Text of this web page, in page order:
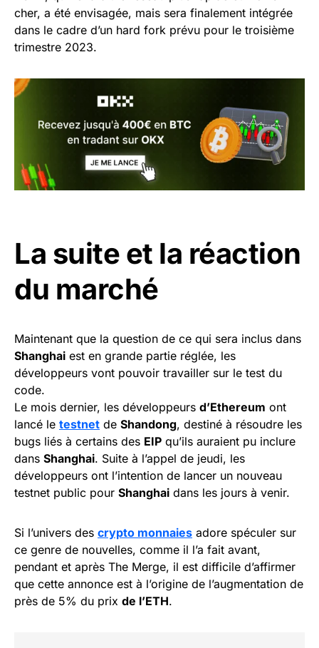
cher, a été envisagée, mais sera finalement intégrée
dans le cadre d’un hard fork prévu pour le troisième
trimestre 2023.
La suite et la réaction
du marché
Maintenant que la question de ce qui sera inclus dans
Shanghai est en grande partie réglée, les
développeurs vont pouvoir travailler sur le test du
code.
Le mois dernier, les développeurs d’Ethereum ont
lancé le testnet de Shandong, destiné à résoudre les
bugs liés à certains des EIP qu’ils auraient pu inclure
dans Shanghai. Suite à l’appel de jeudi, les
développeurs ont l’intention de lancer un nouveau
testnet public pour Shanghai dans les jours à venir.
Si l’univers des crypto monnaies adore spéculer sur
ce genre de nouvelles, comme il l’a fait avant,
pendant et après The Merge, il est difficile d’affirmer
que cette annonce est à l’origine de l’augmentation de
près de 5% du prix de l’ETH.